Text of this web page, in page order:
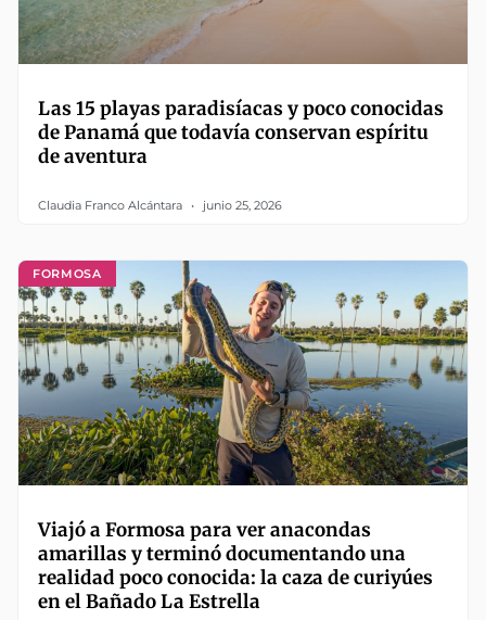
Las 15 playas paradisíacas y poco conocidas
de Panamá que todavía conservan espíritu
de aventura
Claudia Franco Alcántara junio 25, 2026
FORMOSA
Viajó a Formosa para ver anacondas
amarillas y terminó documentando una
realidad poco conocida: la caza de curiyúes
en el Bañado La Estrella